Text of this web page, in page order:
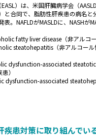
）は、米国肝臓病学会（
と合同で、脂肪性肝疾患の病名
。NAFLDがMASLDに、NASHが
fatty liver disease（非アルコ
steatohepatitis（非アルコール
dysfunction-associated
）
dysfunction-associated
疾患対策に取り組んでい